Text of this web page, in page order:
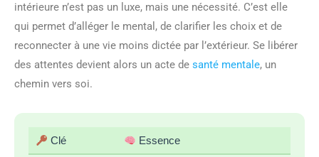
intérieure n’est pas un luxe, mais une nécessité. C’est elle
qui permet d’alléger le mental, de clarifier les choix et de
reconnecter à une vie moins dictée par l’extérieur. Se libérer
des attentes devient alors un acte de santé mentale, un
chemin vers soi.
Clé Essence